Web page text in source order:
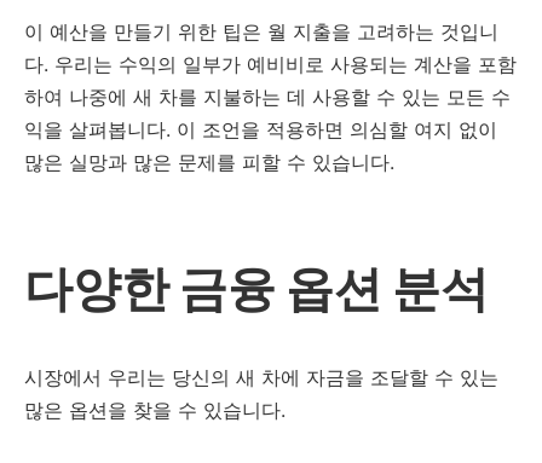
이 예산을 만들기 위한 팁은 월 지출을 고려하는 것입니
다. 우리는 수익의 일부가 예비비로 사용되는 계산을 포함
하여 나중에 새 차를 지불하는 데 사용할 수 있는 모든 수
익을 살펴봅니다. 이 조언을 적용하면 의심할 여지 없이
많은 실망과 많은 문제를 피할 수 있습니다.
다양한 금융 옵션 분석
시장에서 우리는 당신의 새 차에 자금을 조달할 수 있는
많은 옵션을 찾을 수 있습니다.